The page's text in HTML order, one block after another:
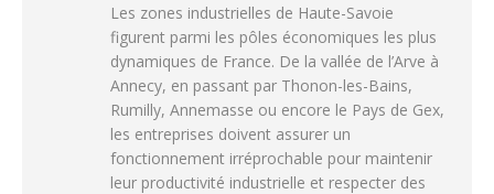
Les zones industrielles de Haute-Savoie
figurent parmi les pôles économiques les plus
dynamiques de France. De la vallée de l’Arve à
Annecy, en passant par Thonon-les-Bains,
Rumilly, Annemasse ou encore le Pays de Gex,
les entreprises doivent assurer un
fonctionnement irréprochable pour maintenir
leur productivité industrielle et respecter des